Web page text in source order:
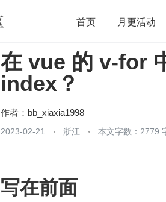
首页 月更活动
开源 架构 OpenHarmony
团队管理
在 vue 的 v-for
index？
作者： bb_xiaxia1998
2023-02-21 浙江 本文字数：2779
写在前面